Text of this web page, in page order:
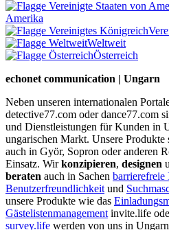
Amerika
Weltweit
Österreich
echonet communication | Ungarn
Neben unseren internationalen
detective77.com oder dance77.com
und Dienstleistungen für Kunden in
ungarischen Markt. Unsere
auch in Györ, Sopron oder anderen
Einsatz. Wirkonzipieren, designen
beraten auch in Sachen barrierefreie
Benutzerfreundlichkeit und
unsere Produkte wie das
Gästelistenmanagement invite.life
survey.life werden von uns in